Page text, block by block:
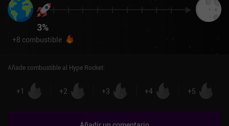
3%
+8 combustible
Añade combustible al Hype Rocket:
+1 +2 +3 +4 +5